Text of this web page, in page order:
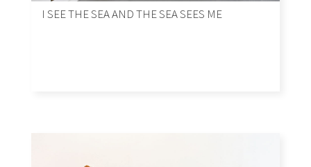
I SEE THE SEA AND THE SEA SEES ME